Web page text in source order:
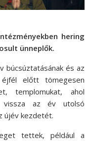
hering
ünneplők.
búcsúztatásának és az
éjfél előtt tömegesen
templomukat, ahol
vissza az év utolsó
újév kezdetét.
tettek, például a